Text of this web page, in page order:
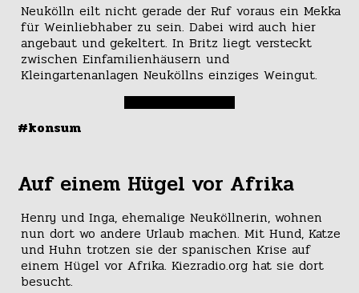
Neukölln eilt nicht gerade der Ruf voraus ein Mekka
für Weinliebhaber zu sein. Dabei wird auch hier
angebaut und gekeltert. In Britz liegt versteckt
zwischen Einfamilienhäusern und
Kleingartenanlagen Neuköllns einziges Weingut.
#konsum
Auf einem Hügel vor Afrika
Henry und Inga, ehemalige Neuköllnerin, wohnen
nun dort wo andere Urlaub machen. Mit Hund, Katze
und Huhn trotzen sie der spanischen Krise auf
einem Hügel vor Afrika. Kiezradio.org hat sie dort
besucht.